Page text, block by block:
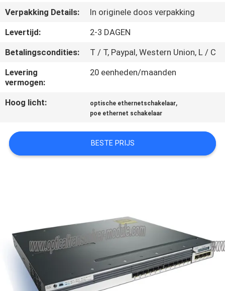
NEEM
CONTACT
ONS
OP
NIEUWS
GEVALLEN
Verpakking Details:
In originele doos verpakking
Levertijd:
2-3 DAGEN
Betalingscondities:
T / T, Paypal, Western Union, L / C
Levering
vermogen:
20 eenheden/maanden
Hoog licht: optische ethernetschakelaar,
poe ethernet schakelaar
BESTE PRIJS